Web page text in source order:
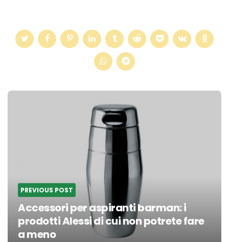
Post
PREVIOUS POST
Accessori per aspiranti barman: i
prodotti Alessi di cui non potrete fare
a meno